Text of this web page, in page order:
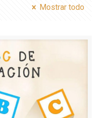
Mostrar todo